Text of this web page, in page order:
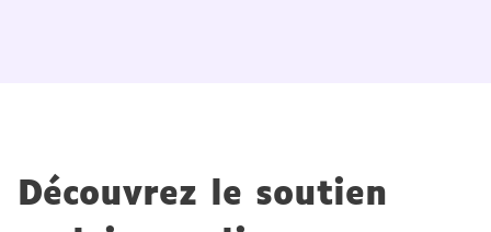
Découvrez le soutien
désinscription présent dans chaque newsletter. Pour
en savoir plus sur la gestion de vos données